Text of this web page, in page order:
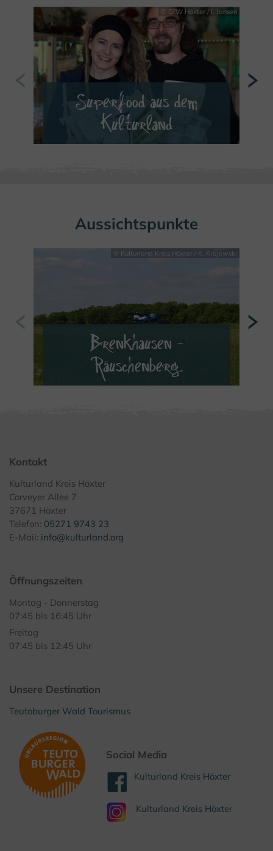
© GfW Höxter / I. Jansen
Superfood aus dem
Kulturland
Aussichtspunkte
© Kulturland Kreis Höxter / K. Krajewski
Brenkhausen -
Räuschenberg
Kontakt
Kulturland Kreis Höxter
Corveyer Allee 7
37671 Höxter
Telefon: 05271 9743 23
E-Mail: info@kulturland.org
Öffnungszeiten
Montag - Donnerstag
07:45 bis 16:45 Uhr
Freitag
07:45 bis 12:45 Uhr
Unsere Destination
Teutoburger Wald Tourismus
Social Media
Kulturland Kreis Höxter
Kulturland Kreis Höxter